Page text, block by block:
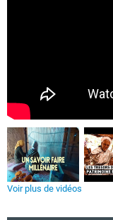
Voir plus de vidéos